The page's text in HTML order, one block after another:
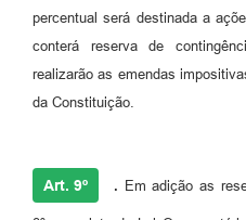
percentual será destinada a
conterá reserva de
realizarão as emendas
da Constituição.
Art. 9º . Em adição as